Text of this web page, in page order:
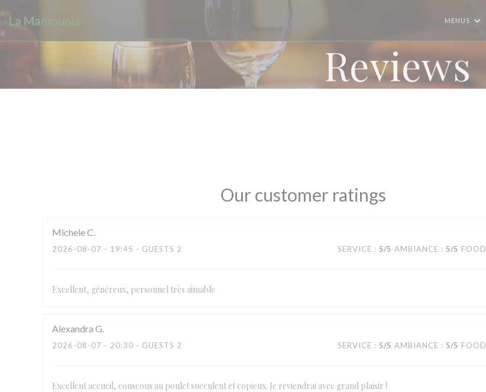
La Mamounia MENUS
Reviews
Our customer ratings
MicheleC
2026-08-07 - 19:45 - GUESTS 2 SERVICE : 5/5 AMBIANCE : 5/5 FOOD
Excellent, généreux, personnel très aimable
Alexandra G
2026-08-07 - 20:30 - GUESTS 2 SERVICE : 5/5 AMBIANCE : 5/5 FOOD
Excellent accueil, couscous au poulet succulent et copieux. Je reviendrai avec grand plaisir !